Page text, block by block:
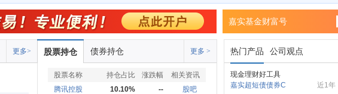
嘉实基金财富号
更多> 股票持仓 债券持仓 更多 >
股票名称 持仓占比 涨跌幅
相关资讯
腾讯控股
10.10% --
股吧
热门产品 公司观点
现金理财好工具
近1年
嘉实超短债债券C